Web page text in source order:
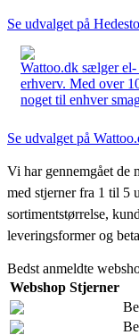
Se udvalget på
Wattoo.dk sælger
erhverv. Med over
noget til enhver
Se udvalget på
Vi har gennemgået de
med stjerner fra 1 til 5
sortimentstørrelse,
leveringsformer og
Bedst anmeldte
Webshop Stjerner